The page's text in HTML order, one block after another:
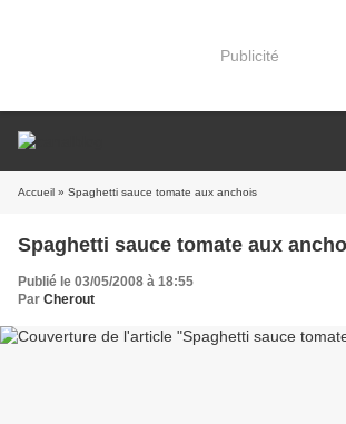
Publicité
Accueil » Spaghetti sauce tomate aux anchois
Spaghetti sauce tomate aux
Publié le 03/05/2008 à 18:55
Par Cherout